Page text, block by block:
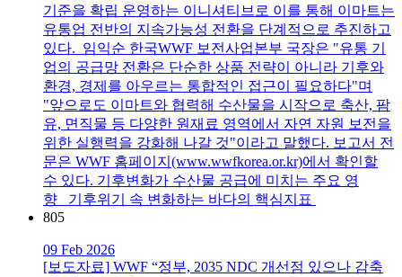
기준을 확립 운영하는 이니셔티브로 이를 통해 이마트는
유통업 전반의 지속가능성 전환을 단계적으로 추진하고
있다. 임익순 한국WWF 보전사업본부 국장은 "유통 기
업의 공급망 전환은 단순한 상품 전략이 아니라 기후와
환경, 경제를 아우르는 통합적인 접근이 필요하다"며
"앞으로도 이마트와 협력해 수산물을 시작으로 축산, 팜
유, 면직물 등 다양한 원재료 영역에서 자연 자원 보전을
위한 실행력을 강화해 나갈 것"이라고 말했다. 보고서 전
문은 WWF 홈페이지(www.wwfkorea.or.kr)에서 확인할
수 있다. 기후변화가 수산물 공급에 미치는 주요 영
향 기후위기 속 변화하는 바다의 핵심지표
805
09 Feb 2026
[보도자료] WWF “정부, 2035 NDC 개선점 있으나 감축